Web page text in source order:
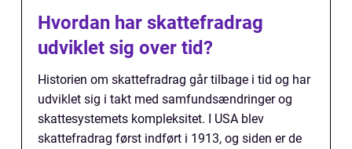
Hvordan har skattefradrag
udviklet sig over tid?
Historien om skattefradrag går tilbage i tid og har
udviklet sig i takt med samfundsændringer og
skattesystemets kompleksitet. I USA blev
skattefradrag først indført i 1913, og siden er de